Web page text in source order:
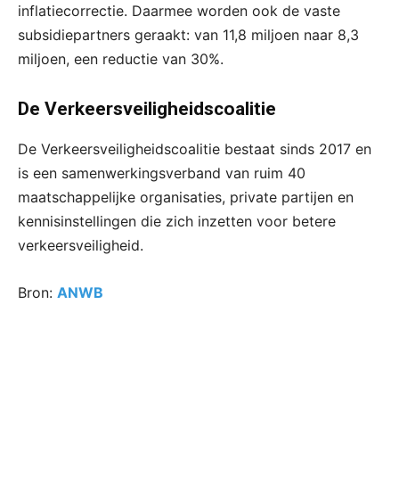
inflatiecorrectie. Daarmee worden ook de vaste
subsidiepartners geraakt: van 11,8 miljoen naar 8,3
miljoen, een reductie van 30%.
De Verkeersveiligheidscoalitie
De Verkeersveiligheidscoalitie bestaat sinds 2017 en
is een samenwerkingsverband van ruim 40
maatschappelijke organisaties, private partijen en
kennisinstellingen die zich inzetten voor betere
verkeersveiligheid.
Bron: ANWB